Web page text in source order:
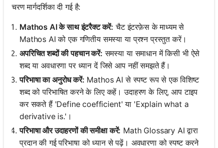
चरण मार्गदर्शिका दी गई है:
Mathos AI के साथ इंटरैक्ट करें: चैट इंटरफ़ेस के माध्यम से
Mathos AI को एक गणितीय समस्या या प्रश्न प्रस्तुत करें।
अपरिचित शब्दों की पहचान करें: समस्या या समाधान में किसी भी ऐसे
शब्द या अवधारणा पर ध्यान दें जिसे आप नहीं समझते हैं।
परिभाषा का अनुरोध करें: Mathos AI से स्पष्ट रूप से एक विशिष्ट
शब्द को परिभाषित करने के लिए कहें। उदाहरण के लिए, आप टाइप
कर सकते हैं 'Define coefficient' या 'Explain what a
derivative is.'।
परिभाषा और उदाहरणों की समीक्षा करें: Math Glossary AI द्वारा
प्रदान की गई परिभाषा को ध्यान से पढ़ें। अवधारणा को स्पष्ट करने